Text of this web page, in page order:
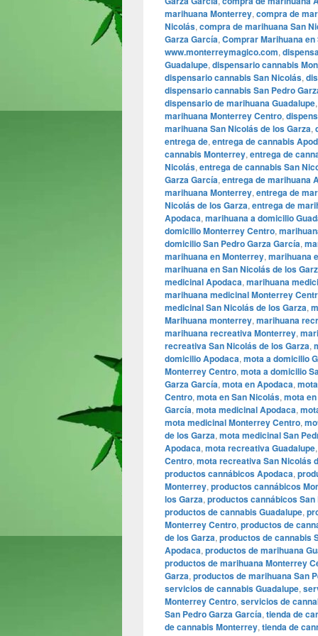
marihuana Monterrey, compra de
Nicolás, compra de marihuana San
Garza García, Comprar Marihuana
www.monterreymagico.com,
Guadalupe, dispensario cannabis
dispensario cannabis San Nicolás,
dispensario cannabis San Pedro
dispensario de marihuana Guadalupe,
marihuana Monterrey Centro,
marihuana San Nicolás de los Garza,
entrega de, entrega de cannabis
cannabis Monterrey, entrega de
Nicolás, entrega de cannabis San
Garza García, entrega de marihuana
marihuana Monterrey, entrega de
Nicolás de los Garza, entrega de
Apodaca, marihuana a domicilio
domicilio Monterrey Centro,
domicilio San Pedro Garza García,
marihuana en Monterrey, marihuana
marihuana en San Nicolás de los
medicinal Apodaca, marihuana
marihuana medicinal Monterrey
medicinal San Nicolás de los Garza,
Marihuana monterrey, marihuana
marihuana recreativa Monterrey,
recreativa San Nicolás de los Garza,
domicilio Apodaca, mota a domicilio
Monterrey Centro, mota a domicilio
Garza García, mota en Apodaca,
Centro, mota en San Nicolás, mota
García, mota medicinal Apodaca,
mota medicinal Monterrey Centro,
de los Garza, mota medicinal San
Apodaca, mota recreativa Guadalupe,
Centro, mota recreativa San Nicolás
productos cannábicos Apodaca,
Monterrey, productos cannábicos
los Garza, productos cannábicos San
productos de cannabis Guadalupe,
Monterrey Centro, productos de
de los Garza, productos de cannabis
Apodaca, productos de marihuana
productos de marihuana Monterrey
Garza, productos de marihuana San
servicios de cannabis Guadalupe,
Monterrey Centro, servicios de
San Pedro Garza García, tienda de
de cannabis Monterrey, tienda de